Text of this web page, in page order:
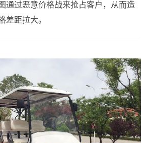
通过恶意价格战来抢占客户，从而造
差距拉大。